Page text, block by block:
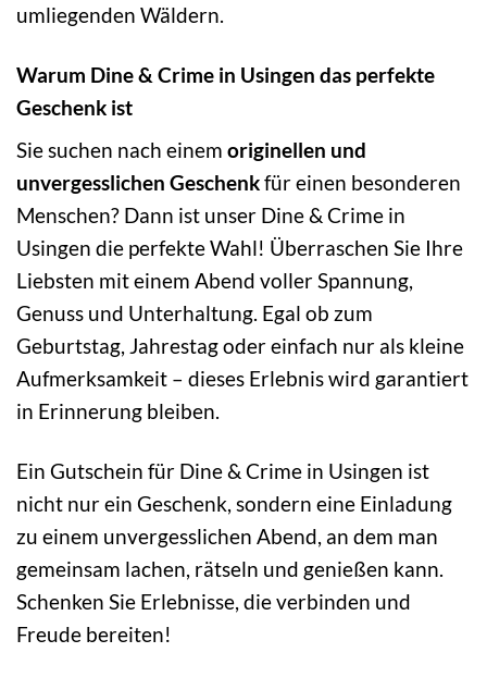
umliegenden Wäldern.
Warum Dine & Crime in Usingen das perfekte
Geschenk ist
Sie suchen nach einem originellen und
unvergesslichen Geschenkfür einen besonderen
Menschen? Dann ist unser Dine & Crime in
Usingen die perfekte Wahl! Überraschen Sie Ihre
Liebsten mit einem Abend voller Spannung,
Genuss und Unterhaltung. Egal ob zum
Geburtstag, Jahrestag oder einfach nur als kleine
Aufmerksamkeit – dieses Erlebnis wird garantiert
in Erinnerung bleiben.
Ein Gutschein für Dine & Crime in Usingen ist
nicht nur ein Geschenk, sondern eine Einladung
zu einem unvergesslichen Abend, an dem man
gemeinsam lachen, rätseln und genießen kann.
Schenken Sie Erlebnisse, die verbinden und
Freude bereiten!